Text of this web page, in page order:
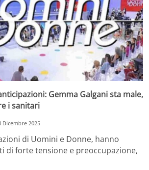
Gemma Galgani sta male,
i sanitari
Dicembre 2025
di Uomini e Donne, hanno
di forte tensione e preoccupazione,